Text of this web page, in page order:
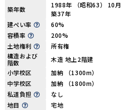
築年数
1988年 （昭和63） 10月
築37年
建ぺい率
60%
容積率
200%
土地権利
所有権
構造および
階数
木造 地上2階建
小学校区
加納 （1300m）
中学校区
加納 （1800m）
私道負担
なし
地目
宅地